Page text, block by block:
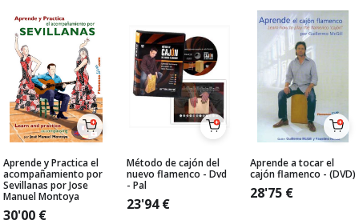
Aprende y Practica el
acompañamiento por
Sevillanas por Jose
Manuel Montoya
30'00 €
Método de cajón del
nuevo flamenco - Dvd
- Pal
23'94€
Aprende a tocar el
cajón flamenco - (DVD)
28'75 €